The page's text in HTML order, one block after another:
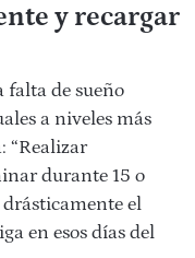
y recargar
falta de sueño
a niveles más
“Realizar
durante 15 o
el
en esos días del